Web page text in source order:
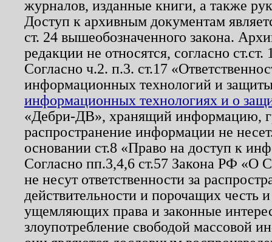
журналов, изданные книги, а также
Доступ к архивным документам
ст. 24 вышеобозначенного закона.
редакции не относятся, согласно
Согласно ч.2. п.3. ст.17
информационных технологий и
информационных технологиях и о
«Дебри-ДВ», хранящий информацию,
распространение информации не
основании ст.8 «Право на доступ к
Согласно пп.3,4,6 ст.57 Закона РФ «О
не несут ответственности за
действительности и порочащих честь
ущемляющих права и законные
злоупотребление свободой массовой